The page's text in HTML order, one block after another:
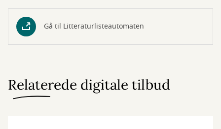
Gå til Litteraturlisteautomaten
Relaterede digitale tilbud